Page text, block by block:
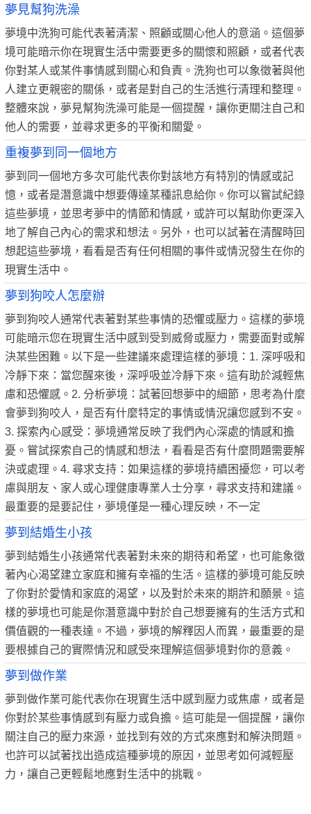
夢見幫狗洗澡
夢境中洗狗可能代表著清潔、照顧或關心他人的意涵。這個夢
境可能暗示你在現實生活中需要更多的關懷和照顧，或者代表
你對某人或某件事情感到關心和負責。洗狗也可以象徵著與他
人建立更親密的關係，或者是對自己的生活進行清理和整理。
整體來說，夢見幫狗洗澡可能是一個提醒，讓你更關注自己和
他人的需要，並尋求更多的平衡和關愛。
重複夢到同一個地方
夢到同一個地方多次可能代表你對該地方有特別的情感或記
憶，或者是潛意識中想要傳達某種訊息給你。你可以嘗試紀錄
這些夢境，並思考夢中的情節和情感，或許可以幫助你更深入
地了解自己內心的需求和想法。另外，也可以試著在清醒時回
想起這些夢境，看看是否有任何相關的事件或情況發生在你的
現實生活中。
夢到狗咬人怎麼辦
夢到狗咬人通常代表著對某些事情的恐懼或壓力。這樣的夢境
可能暗示您在現實生活中感到受到威脅或壓力，需要面對或解
決某些困難。以下是一些建議來處理這樣的夢境：1. 深呼吸和
冷靜下來：當您醒來後，深呼吸並冷靜下來。這有助於減輕焦
慮和恐懼感。2. 分析夢境：試著回想夢中的細節，思考為什麼
會夢到狗咬人，是否有什麼特定的事情或情況讓您感到不安。
3. 探索內心感受：夢境通常反映了我們內心深處的情感和擔
憂。嘗試探索自己的情感和想法，看看是否有什麼問題需要解
決或處理。4. 尋求支持：如果這樣的夢境持續困擾您，可以考
慮與朋友、家人或心理健康專業人士分享，尋求支持和建議。
最重要的是要記住，夢境僅是一種心理反映，不一定
夢到結婚生小孩
夢到結婚生小孩通常代表著對未來的期待和希望，也可能象徵
著內心渴望建立家庭和擁有幸福的生活。這樣的夢境可能反映
了你對於愛情和家庭的渴望，以及對於未來的期許和願景。這
樣的夢境也可能是你潛意識中對於自己想要擁有的生活方式和
價值觀的一種表達。不過，夢境的解釋因人而異，最重要的是
要根據自己的實際情況和感受來理解這個夢境對你的意義。
夢到做作業
夢到做作業可能代表你在現實生活中感到壓力或焦慮，或者是
你對於某些事情感到有壓力或負擔。這可能是一個提醒，讓你
關注自己的壓力來源，並找到有效的方式來應對和解決問題。
也許可以試著找出造成這種夢境的原因，並思考如何減輕壓
力，讓自己更輕鬆地應對生活中的挑戰。